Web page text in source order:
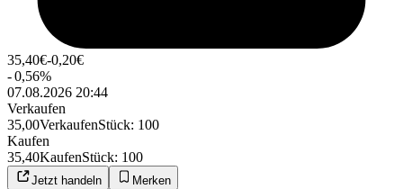
35,40€-0,20€
-0,56%
07.08.2026 20:44
Verkaufen
35,00VerkaufenStück: 100
Kaufen
35,40KaufenStück: 100
Jetzt handeln Merken